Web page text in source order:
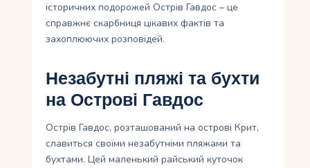
історичних подорожей Острів Гавдос – це
справжнє скарбниця цікавих фактів та
захоплюючих розповідей.
Незабутні пляжі та бухти
на Острові Гавдос
Острів Гавдос, розташований на острові Крит,
славиться своїми незабутніми пляжами та
бухтами. Цей маленький райський куточок